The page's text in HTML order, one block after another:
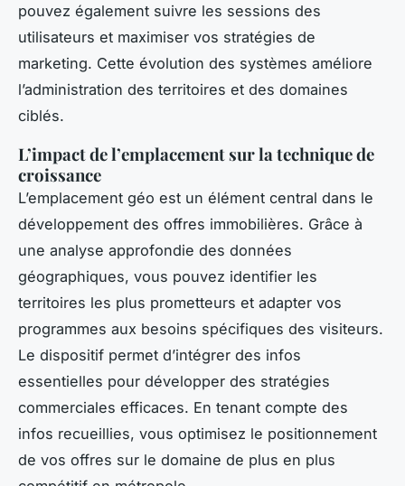
pouvez également suivre les sessions des
utilisateurs et maximiser vos stratégies de
marketing. Cette évolution des systèmes améliore
l’administration des territoires et des domaines
ciblés.
L’impact de l’emplacement sur la technique de
croissance
L’emplacement géo est un élément central dans le
développement des offres immobilières. Grâce à
une analyse approfondie des données
géographiques, vous pouvez identifier les
territoires les plus prometteurs et adapter vos
programmes aux besoins spécifiques des visiteurs.
Le dispositif permet d’intégrer des infos
essentielles pour développer des stratégies
commerciales efficaces. En tenant compte des
infos recueillies, vous optimisez le positionnement
de vos offres sur le domaine de plus en plus